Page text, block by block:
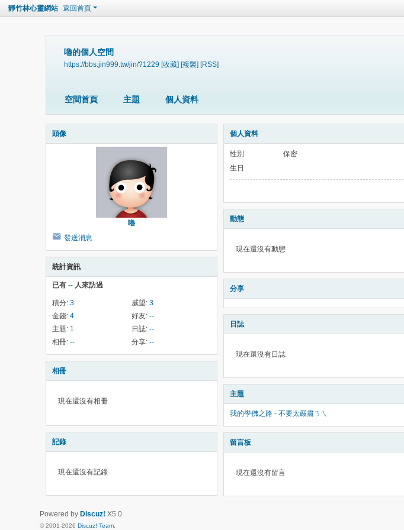
靜竹林心靈網站 返回首頁
嚕的個人空間
https://bbs.jin999.tw/jin/?1229 [收藏] [複製] [RSS]
空間首頁 主題 個人資料
頭像
嚕
發送消息
統計資訊
已有 -- 人來訪過
積分: 3 威望: 3
金錢: 4 好友: --
主題: 1 日誌: --
相冊: -- 分享: --
相冊
現在還沒有相冊
記錄
現在還沒有記錄
個人資料
性別
保密
生日
動態
現在還沒有動態
分享
日誌
現在還沒有日誌
主題
我的學佛之路 - 不要太嚴肅ㄋㄟ
留言板
現在還沒有留言
Powered by Discuz! X5.0
© 2001-2026 Discuz! Team